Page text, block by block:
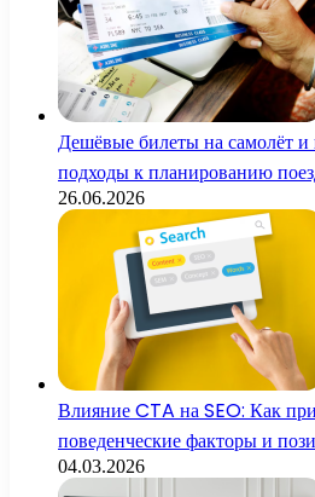
Дешёвые билеты на самолёт и
подходы к планированию
26.06.2026
Влияние CTA на SEO: Как
поведенческие факторы и
04.03.2026